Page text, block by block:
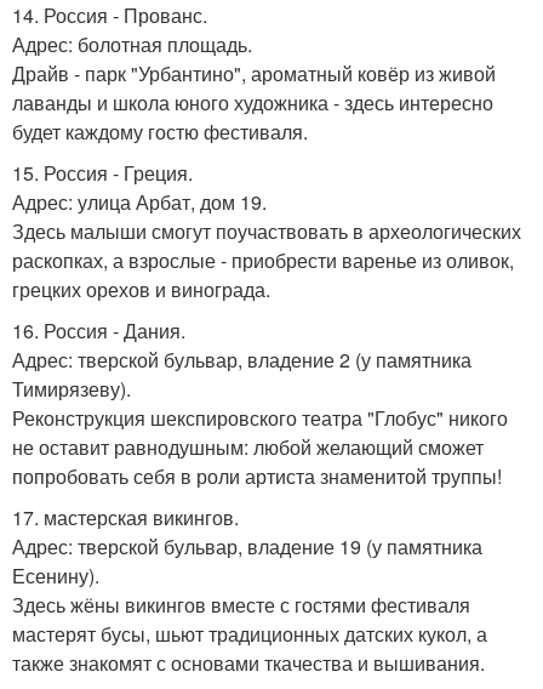
14. Россия - Прованс.
Адрес: болотная площадь.
Драйв - парк "Урбантино", ароматный ковёр из живой
лаванды и школа юного художника - здесь интересно
будет каждому гостю фестиваля.
15. Россия - Греция.
Адрес: улица Арбат, дом 19.
Здесь малыши смогут поучаствовать в археологических
раскопках, а взрослые - приобрести варенье из оливок,
грецких орехов и винограда.
16. Россия - Дания.
Адрес: тверской бульвар, владение 2 (у памятника
Тимирязеву).
Реконструкция шекспировского театра "Глобус" никого
не оставит равнодушным: любой желающий сможет
попробовать себя в роли артиста знаменитой труппы!
17. мастерская викингов.
Адрес: тверской бульвар, владение 19 (у памятника
Есенину).
Здесь жёны викингов вместе с гостями фестиваля
мастерят бусы, шьют традиционных датских кукол, а
также знакомят с основами ткачества и вышивания.